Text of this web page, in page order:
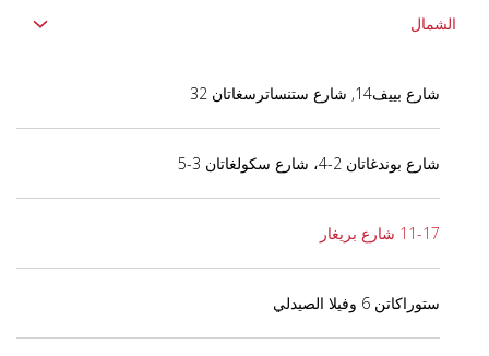
الشمال
شارع بييف14, شارع ستنساترسغاتان 32
شارع بوندغاتان 2-4، شارع سكولغاتان 3-5
11-17 شارع بريغار
ستوراكاتن 6 وفيلا الصيدلي